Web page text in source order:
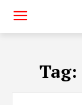
Tag: